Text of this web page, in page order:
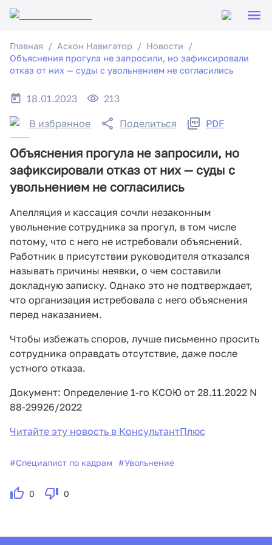
Главная Аскон Навигатор
Новости
Объяснения прогула не запросили, но зафиксировали
отказ от них — суды с увольнением не согласились
18.01.2023 213
В избранное Поделиться PDF
Объяснения прогула не запросили, но
зафиксировали отказ от них — суды с
увольнением не согласились
Апелляция и кассация сочли незаконным
увольнение сотрудника за прогул, в том числе
потому, что с него не истребовали объяснений.
Работник в присутствии руководителя отказался
называть причины неявки, о чем составили
докладную записку. Однако это не подтверждает,
что организация истребовала с него объяснения
перед наказанием.
Чтобы избежать споров, лучше письменно просить
сотрудника оправдать отсутствие, даже после
устного отказа.
Документ: Определение 1-го КСОЮ от 28.11.2022 N
88-29926/2022
Читайте эту новость в КонсультантПлюс
#Специалист по кадрам #Увольнение
0 0